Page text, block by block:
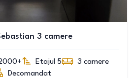
3 camere
Etajul 5 3 camere
Decomandat